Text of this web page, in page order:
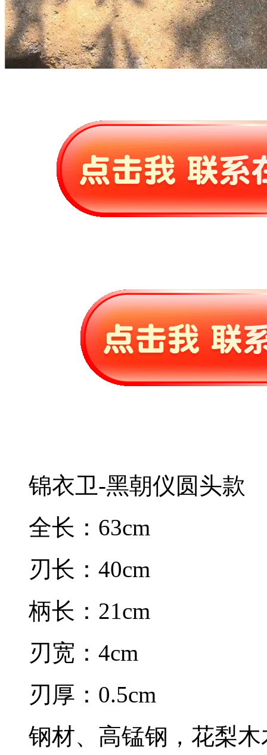
锦衣卫-黑朝仪圆头款
全长：63cm
刃长：40cm
柄长：21cm
刃宽：4cm
刃厚：0.5cm
钢材、高锰钢，花梨